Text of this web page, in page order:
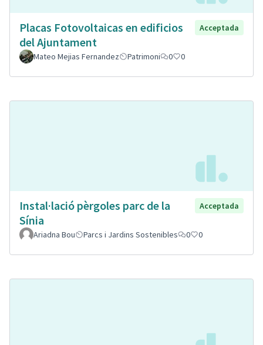
Placas Fotovoltaicas en edificios
del Ajuntament
Acceptada
Mateo Mejias Fernandez Patrimoni 0 0
Instal·lació pèrgoles parc de la
Sínia
Acceptada
Ariadna Bou Parcs i Jardins Sostenibles 0 0